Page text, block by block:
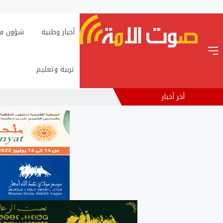
أخبار وطنية شؤون
تربية وتعليم
أخر أخبار